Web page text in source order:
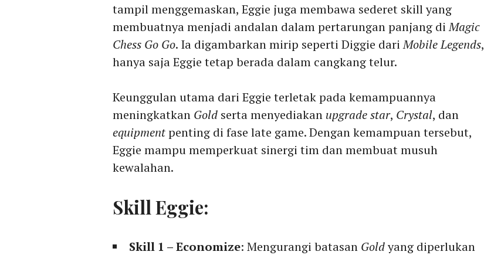
tampil menggemaskan, Eggie juga membawa sederet skill yang
membuatnya menjadi andalan dalam pertarungan panjang diMagic
Chess Go Go. Ia digambarkan mirip seperti Diggie dariMobile Legends,
hanya saja Eggie tetap berada dalam cangkang telur.
Keunggulan utama dari Eggie terletak pada kemampuannya
meningkatkan Gold serta menyediakan upgrade star, Crystal, dan
equipmentpenting di fase late game. Dengan kemampuan tersebut,
Eggie mampu memperkuat sinergi tim dan membuat musuh
kewalahan.
Skill Eggie:
Skill 1 – Economize: Mengurangi batasan Goldyang diperlukan